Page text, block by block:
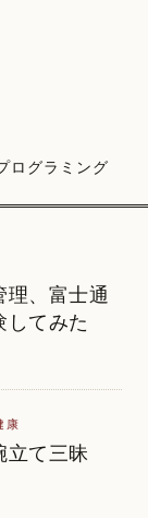
ログラミング
理、富士通
してみた
康
立て三昧